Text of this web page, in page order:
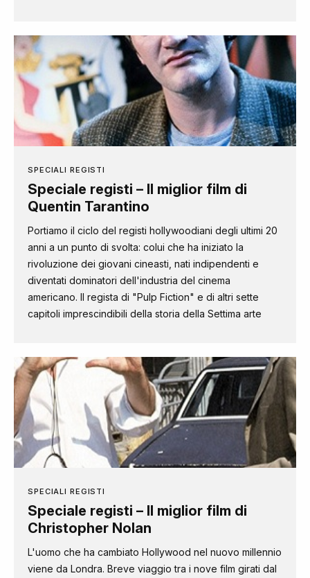
SPECIALI REGISTI
Speciale registi – Il miglior film di
Quentin Tarantino
Portiamo il ciclo del registi hollywoodiani degli ultimi 20
anni a un punto di svolta: colui che ha iniziato la
rivoluzione dei giovani cineasti, nati indipendenti e
diventati dominatori dell'industria del cinema
americano. Il regista di "Pulp Fiction" e di altri sette
capitoli imprescindibili della storia della Settima arte
SPECIALI REGISTI
Speciale registi – Il miglior film di
Christopher Nolan
L'uomo che ha cambiato Hollywood nel nuovo millennio
viene da Londra. Breve viaggio tra i nove film girati dal